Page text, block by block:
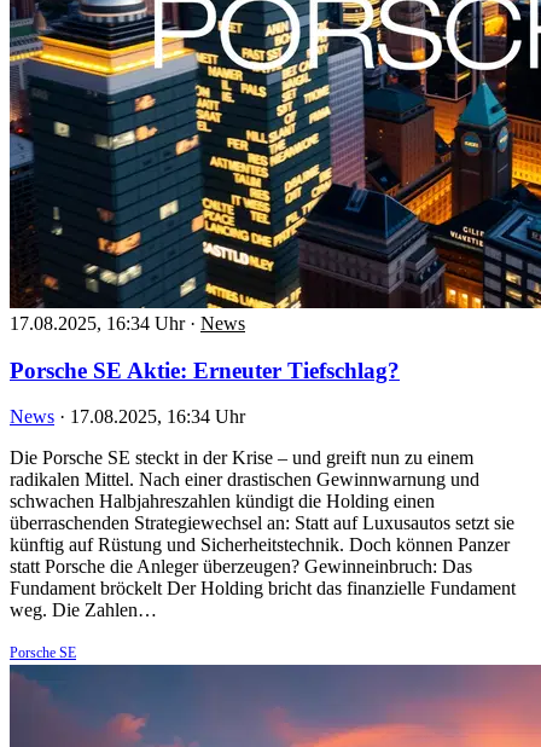
17.08.2025, 16:34 Uhr · News
Porsche SE Aktie: Erneuter Tiefschlag?
News · 17.08.2025, 16:34 Uhr
Die Porsche SE steckt in der Krise – und greift nun zu einem
radikalen Mittel. Nach einer drastischen Gewinnwarnung und
schwachen Halbjahreszahlen kündigt die Holding einen
überraschenden Strategiewechsel an: Statt auf Luxusautos setzt sie
künftig auf Rüstung und Sicherheitstechnik. Doch können Panzer
statt Porsche die Anleger überzeugen? Gewinneinbruch: Das
Fundament bröckelt Der Holding bricht das finanzielle Fundament
weg. Die Zahlen…
Porsche SE